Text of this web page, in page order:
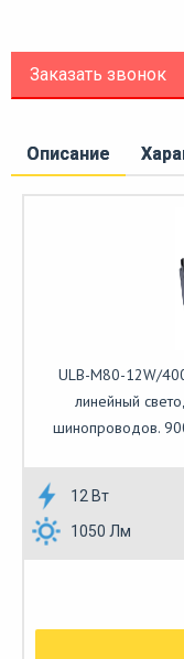
Заказать звонок
Описание
ULB-M80-12W/
линейный
шинопроводов.
12 Вт
1050 Лм